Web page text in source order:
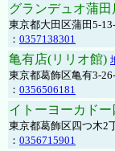
グランデュオ蒲田
東京都大田区蒲田5-
： 0357138301
亀有店(リリオ館)
東京都葛飾区亀有3-
： 0356506181
イトーヨーカド
東京都葛飾区四つ木2
： 0356715901